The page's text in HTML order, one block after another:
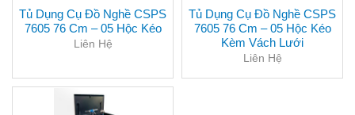
Tủ Dụng Cụ Đồ Nghề CSPS
7605 76 Cm – 05 Hộc Kéo
Liên Hệ
Tủ Dụng Cụ Đồ Nghề CSPS
7605 76 Cm – 05 Hộc Kéo
Kèm Vách Lưới
Liên Hệ